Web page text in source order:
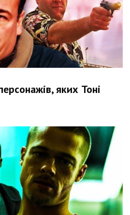
яких Тоні